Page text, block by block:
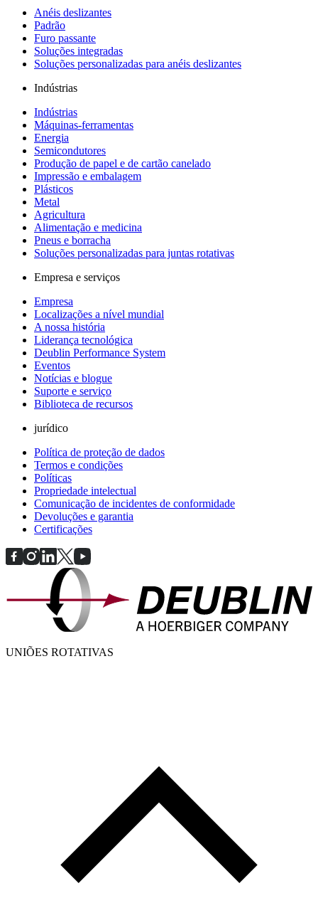
Anéis deslizantes
Padrão
Furo passante
Soluções integradas
Soluções personalizadas para anéis deslizantes
Indústrias
Indústrias
Máquinas-ferramentas
Energia
Semicondutores
Produção de papel e de cartão canelado
Impressão e embalagem
Plásticos
Metal
Agricultura
Alimentação e medicina
Pneus e borracha
Soluções personalizadas para juntas rotativas
Empresa e serviços
Empresa
Localizações a nível mundial
A nossa história
Liderança tecnológica
Deublin Performance System
Eventos
Notícias e blogue
Suporte e serviço
Biblioteca de recursos
jurídico
Política de proteção de dados
Termos e condições
Políticas
Propriedade intelectual
Comunicação de incidentes de conformidade
Devoluções e garantia
Certificações
UNIÕES ROTATIVAS